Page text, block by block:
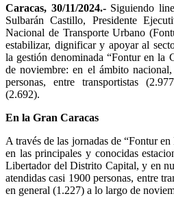
Caracas, 30/11/2024.-Siguiendo
Sulbarán Castillo, Presidente
Nacional de Transporte Urbano
estabilizar, dignificar y apoyar al
la gestión denominada “Fontur en la
de noviembre: en el ámbito
personas, entre transportistas
(2.692).
En la Gran Caracas
A través de las jornadas de “Fontur
en las principales y conocidas
Libertador del Distrito Capital, y en
atendidas casi 1900 personas, entre
en general (1.227) a lo largo de